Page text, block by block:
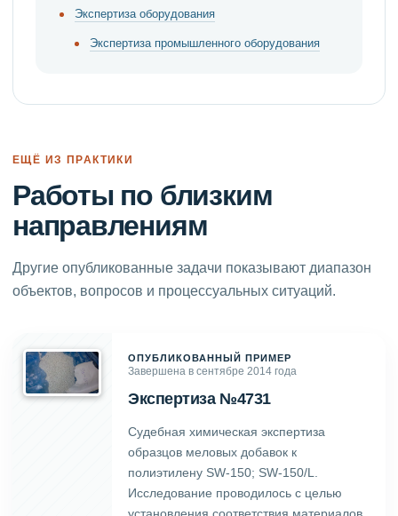
Экспертиза оборудования
Экспертиза промышленного оборудования
ЕЩЁ ИЗ ПРАКТИКИ
Работы по близким
направлениям
Другие опубликованные задачи показывают диапазон
объектов, вопросов и процессуальных ситуаций.
ОПУБЛИКОВАННЫЙ ПРИМЕР
Завершена в сентябре 2014 года
Экспертиза №4731
Судебная химическая экспертиза
образцов меловых добавок к
полиэтилену SW-150; SW-150/L.
Исследование проводилось с целью